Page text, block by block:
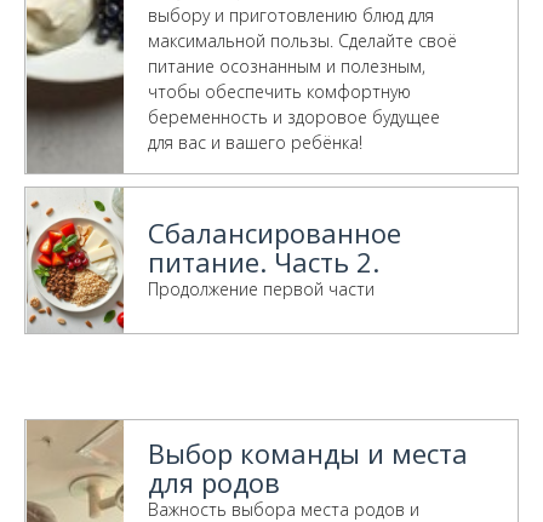
выбору и приготовлению блюд для
максимальной пользы. Сделайте своё
питание осознанным и полезным,
чтобы обеспечить комфортную
беременность и здоровое будущее
для вас и вашего ребёнка!
Сбалансированное
питание. Часть 2.
Продолжение первой части
Выбор команды и места
для родов
Важность выбора места родов и